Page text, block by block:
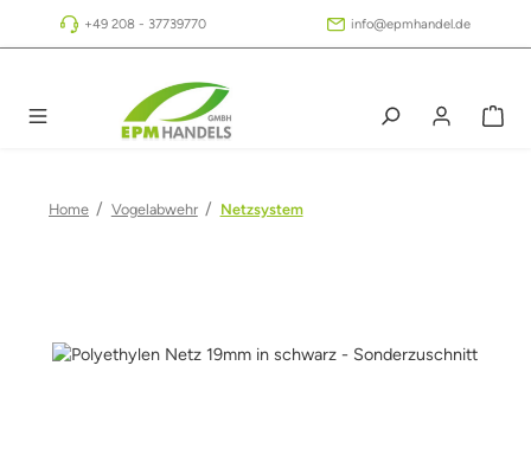
Zum Hauptinhalt springen
+49 208 - 37739770 info@epmhandel.de
Home / Vogelabwehr / Netzsystem
Bildergalerie überspringen